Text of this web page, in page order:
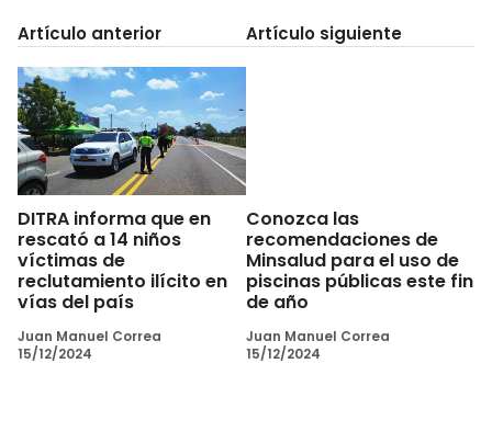
Artículo anterior
DITRA informa que en
rescató a 14 niños
víctimas de
reclutamiento ilícito en
vías del país
Juan Manuel Correa
15/12/2024
Artículo siguiente
Conozca las
recomendaciones de
Minsalud para el uso de
piscinas públicas este fin
de año
Juan Manuel Correa
15/12/2024